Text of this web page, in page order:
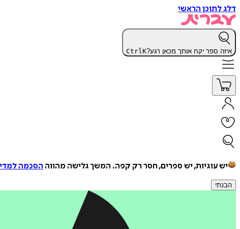
דלג לתוכן הראשי
איזה ספר יקח אותך מכאן רגע? CtrlK
יש עוגיות, יש ספרים, חסר רק קפה. המשך גלישה מהווה הסכמה
הבנתי